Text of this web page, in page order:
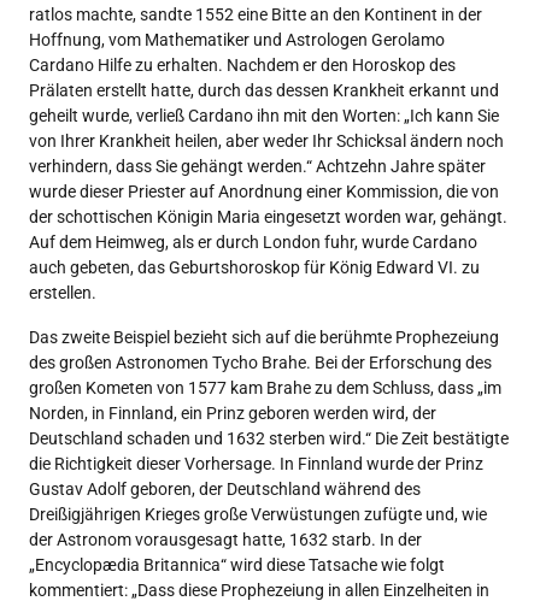
ratlos machte, sandte 1552 eine Bitte an den Kontinent in der
Hoffnung, vom Mathematiker und Astrologen Gerolamo
Cardano Hilfe zu erhalten. Nachdem er den Horoskop des
Prälaten erstellt hatte, durch das dessen Krankheit erkannt und
geheilt wurde, verließ Cardano ihn mit den Worten: „Ich kann Sie
von Ihrer Krankheit heilen, aber weder Ihr Schicksal ändern noch
verhindern, dass Sie gehängt werden.“ Achtzehn Jahre später
wurde dieser Priester auf Anordnung einer Kommission, die von
der schottischen Königin Maria eingesetzt worden war, gehängt.
Auf dem Heimweg, als er durch London fuhr, wurde Cardano
auch gebeten, das Geburtshoroskop für König Edward VI. zu
erstellen.
Das zweite Beispiel bezieht sich auf die berühmte Prophezeiung
des großen Astronomen Tycho Brahe. Bei der Erforschung des
großen Kometen von 1577 kam Brahe zu dem Schluss, dass „im
Norden, in Finnland, ein Prinz geboren werden wird, der
Deutschland schaden und 1632 sterben wird.“ Die Zeit bestätigte
die Richtigkeit dieser Vorhersage. In Finnland wurde der Prinz
Gustav Adolf geboren, der Deutschland während des
Dreißigjährigen Krieges große Verwüstungen zufügte und, wie
der Astronom vorausgesagt hatte, 1632 starb. In der
„Encyclopædia Britannica“ wird diese Tatsache wie folgt
kommentiert: „Dass diese Prophezeiung in allen Einzelheiten in